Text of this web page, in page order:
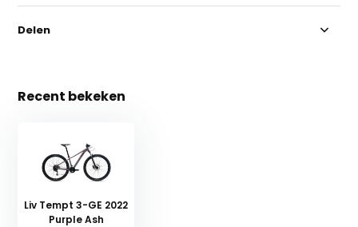
Delen
Recent bekeken
Liv Tempt 3-GE 2022
Purple Ash